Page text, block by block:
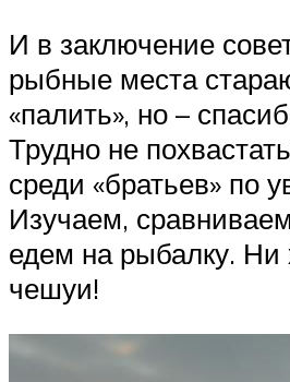
И в заключение
рыбные места
«палить», но –
Трудно не
среди «братьев» по
Изучаем,
едем на рыбалку. Ни
чешуи!